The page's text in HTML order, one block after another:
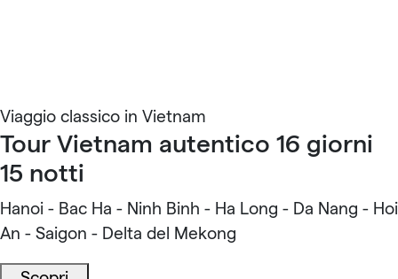
Viaggio classico in Vietnam
Tour Vietnam autentico 16 giorni
15 notti
Hanoi - Bac Ha - Ninh Binh - Ha Long - Da Nang - Hoi
An - Saigon - Delta del Mekong